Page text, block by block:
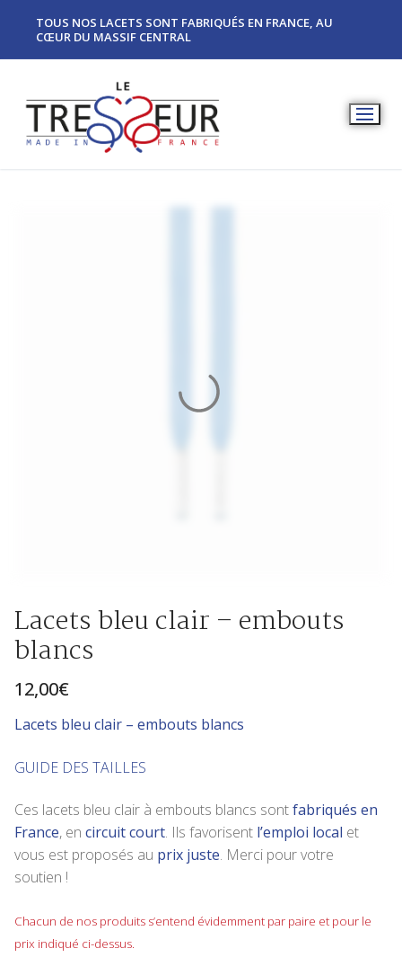
TOUS NOS LACETS SONT FABRIQUÉS EN FRANCE, AU
CŒUR DU MASSIF CENTRAL
Lacets bleu clair – embouts
blancs
12,00€
Lacets bleu clair – embouts blancs
GUIDE DES TAILLES
Ces lacets bleu clair à embouts blancs sontfabriqués en
France, en circuit court. Ils favorisent l’emploi local et
vous est proposés au prix juste. Merci pour votre
soutien !
Chacun de nos produits s’entend évidemment par paire et pour le
prix indiqué ci-dessus.